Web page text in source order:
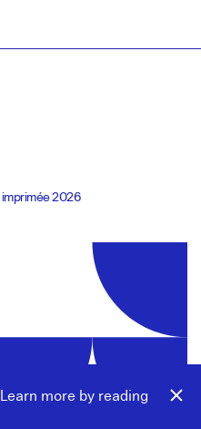
more by reading
2026